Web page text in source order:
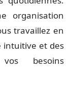
organisation
travaillez en
intuitive et des
besoins